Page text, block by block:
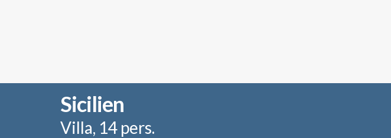
Sicilien
Villa, 14 pers.